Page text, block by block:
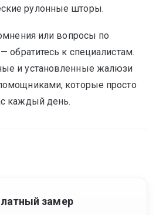
рулонные шторы.
или вопросы по
обратитесь к специалистам.
и установленные жалюзи
которые просто
каждый день.
замер